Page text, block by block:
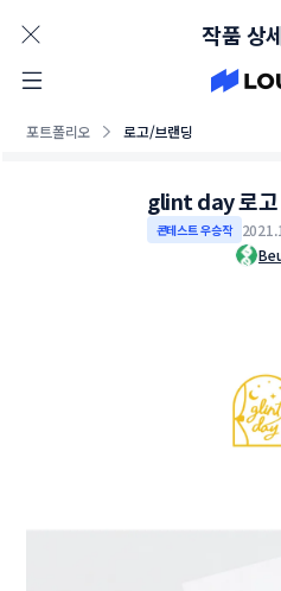
포트폴리오 로고/브랜딩
작품 상
glint day 로고
콘테스트 우승작